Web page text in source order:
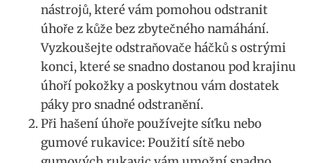
nástrojů, které vám pomohou odstranit
úhoře z kůže bez zbytečného namáhání.
Vyzkoušejte odstraňovače háčků s ostrými
konci, které se snadno dostanou pod krajinu
úhoří pokožky a poskytnou vám dostatek
páky pro snadné odstranění.
Při hašení úhoře používejte síťku nebo
gumové rukavice: Použití sítě nebo